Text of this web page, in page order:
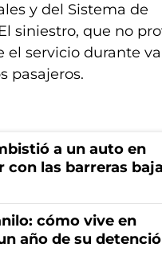
y del Sistema de
siniestro, que no
servicio durante
pasajeros.
a un auto en
las barreras
cómo vive en
año de su